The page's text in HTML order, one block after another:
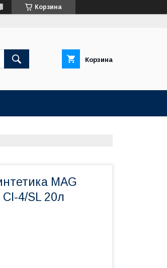
Корзина
Корзина
MAG
4/SL 20л